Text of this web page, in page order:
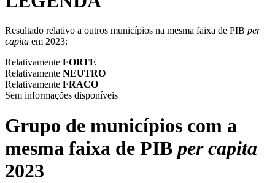
Resultado relativo a outros municípios na mesma faixa de PIB per
capita em 2023:
Relativamente FORTE
Relativamente NEUTRO
Relativamente FRACO
Sem informações disponíveis
Grupo de municípios com a
mesma faixa de PIB per capita
2023